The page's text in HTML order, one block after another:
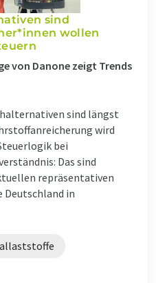
sind
wollen
von Danone zeigt Trends
sind längst
wird
bei
Das sind
repräsentativen
Deutschland in